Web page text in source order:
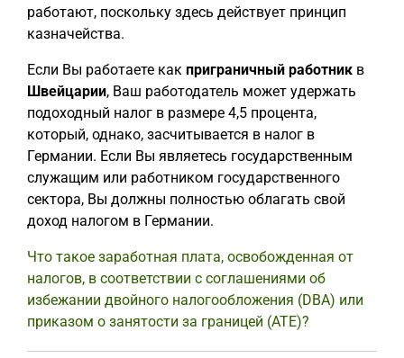
работают, поскольку здесь действует принцип
казначейства.
Если Вы работаете как приграничный работник в
Швейцарии, Ваш работодатель может удержать
подоходный налог в размере 4,5 процента,
который, однако, засчитывается в налог в
Германии. Если Вы являетесь государственным
служащим или работником государственного
сектора, Вы должны полностью облагать свой
доход налогом в Германии.
Что такое заработная плата, освобожденная от
налогов, в соответствии с соглашениями об
избежании двойного налогообложения (DBA) или
приказом о занятости за границей (ATE)?